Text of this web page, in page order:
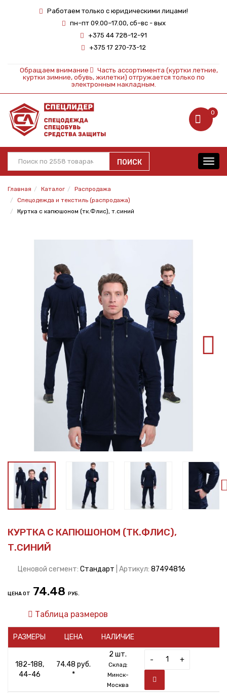
Работаем только с юридическими лицами!
пн–пт 09.00–17.00, сб–вс - вых
+375 44 728-12-91
+375 17 270-73-12
Обращаем внимание
Часть ассортимента (куртки летние,
куртки зимние, обувь, жилетки) отгружается только по
электронным накладным.
0
ПОИСК
Главная Каталог
Распродажа
Спецодежда и текстиль (распродажа)
Куртка с капюшоном (тк.Флис), т.синий
КУРТКА С КАПЮШОНОМ (ТК.ФЛИС),
Т.СИНИЙ
Ценовой сегмент: Стандарт | Артикул: 87494816
ЦЕНА ОТ 74.48 РУБ.
Таблица размеров
РАЗМЕРЫ ЦЕНА НАЛИЧИЕ
182-188,
44-46
74.48 руб.
*
2 шт.
Склад:
Минск-
Москва
- +